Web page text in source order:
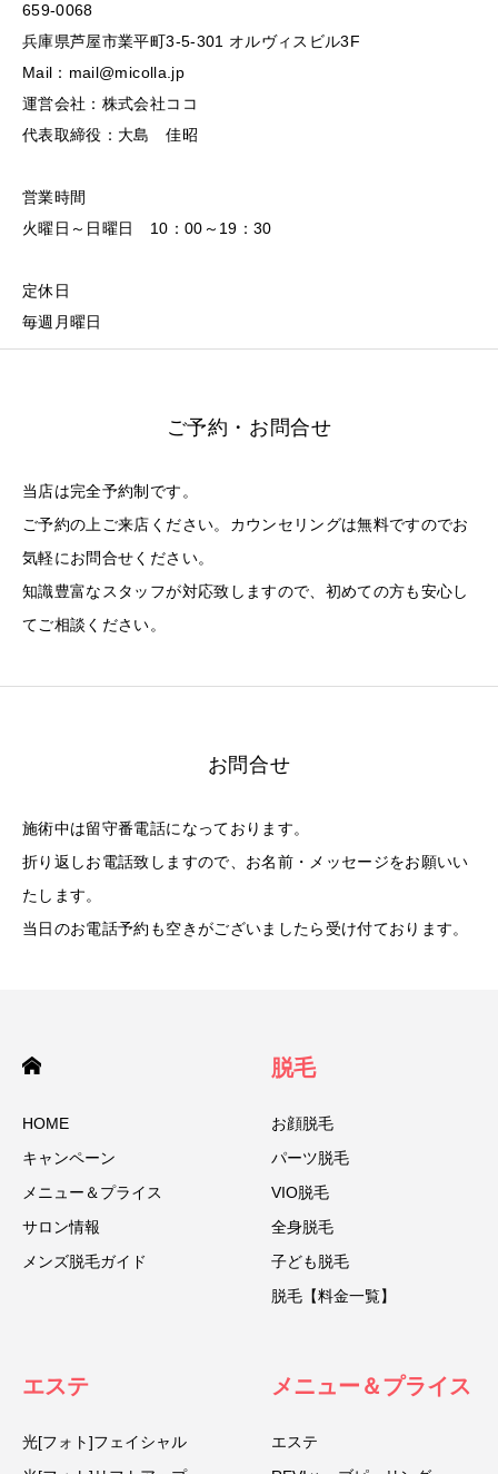
659-0068
兵庫県芦屋市業平町3-5-301 オルヴィスビル3F
Mail：mail@micolla.jp
運営会社：株式会社ココ
代表取締役：大島 佳昭
営業時間
火曜日～日曜日 10：00～19：30
定休日
毎週月曜日
ご予約・お問合せ
当店は完全予約制です。
ご予約の上ご来店ください。カウンセリングは無料ですのでお
気軽にお問合せください。
知識豊富なスタッフが対応致しますので、初めての方も安心し
てご相談ください。
お問合せ
施術中は留守番電話になっております。
折り返しお電話致しますので、お名前・メッセージをお願いい
たします。
当日のお電話予約も空きがございましたら受け付ております。
HOME
キャンペーン
メニュー＆プライス
サロン情報
メンズ脱毛ガイド
脱毛
お顔脱毛
パーツ脱毛
VIO脱毛
全身脱毛
子ども脱毛
脱毛【料金一覧】
エステ
光[フォト]フェイシャル
メニュー＆プライス
エステ